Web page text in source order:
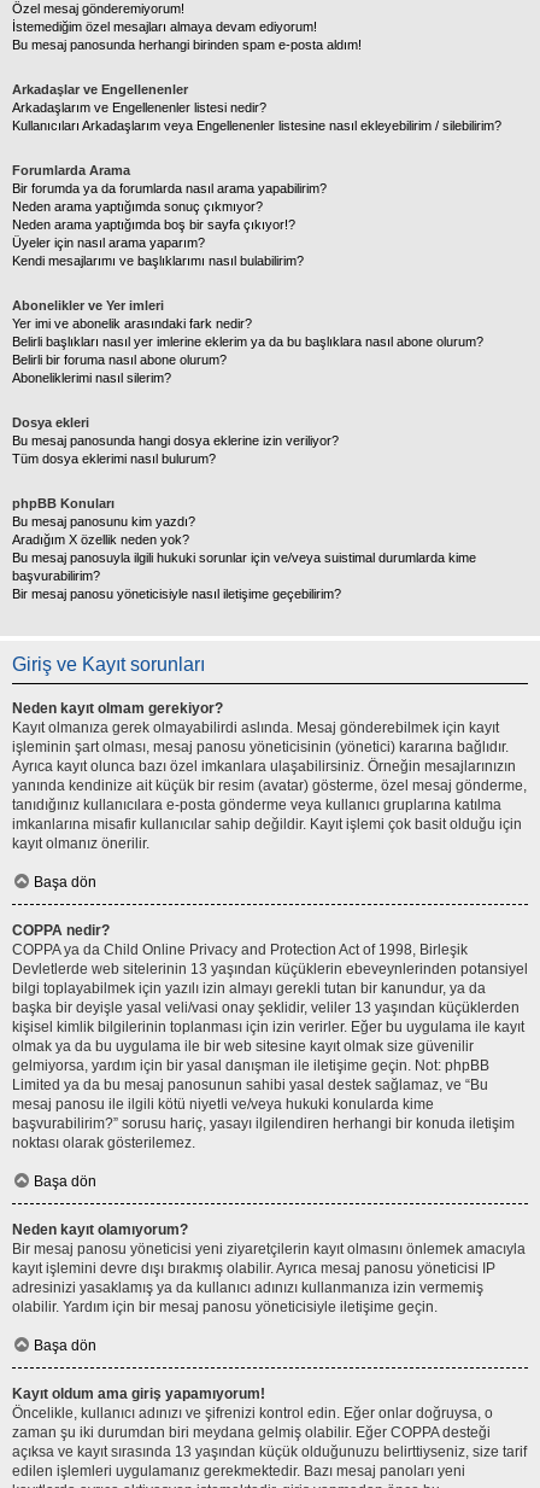
Özel mesaj gönderemiyorum!
İstemediğim özel mesajları almaya devam ediyorum!
Bu mesaj panosunda herhangi birinden spam e-posta aldım!
Arkadaşlar ve Engellenenler
Arkadaşlarım ve Engellenenler listesi nedir?
Kullanıcıları Arkadaşlarım veya Engellenenler listesine nasıl ekleyebilirim / silebilirim?
Forumlarda Arama
Bir forumda ya da forumlarda nasıl arama yapabilirim?
Neden arama yaptığımda sonuç çıkmıyor?
Neden arama yaptığımda boş bir sayfa çıkıyor!?
Üyeler için nasıl arama yaparım?
Kendi mesajlarımı ve başlıklarımı nasıl bulabilirim?
Abonelikler ve Yer imleri
Yer imi ve abonelik arasındaki fark nedir?
Belirli başlıkları nasıl yer imlerine eklerim ya da bu başlıklara nasıl abone olurum?
Belirli bir foruma nasıl abone olurum?
Aboneliklerimi nasıl silerim?
Dosya ekleri
Bu mesaj panosunda hangi dosya eklerine izin veriliyor?
Tüm dosya eklerimi nasıl bulurum?
phpBB Konuları
Bu mesaj panosunu kim yazdı?
Aradığım X özellik neden yok?
Bu mesaj panosuyla ilgili hukuki sorunlar için ve/veya suistimal durumlarda kime
başvurabilirim?
Bir mesaj panosu yöneticisiyle nasıl iletişime geçebilirim?
Giriş ve Kayıt sorunları
Neden kayıt olmam gerekiyor?
Kayıt olmanıza gerek olmayabilirdi aslında. Mesaj gönderebilmek için kayıt
işleminin şart olması, mesaj panosu yöneticisinin (yönetici) kararına bağlıdır.
Ayrıca kayıt olunca bazı özel imkanlara ulaşabilirsiniz. Örneğin mesajlarınızın
yanında kendinize ait küçük bir resim (avatar) gösterme, özel mesaj gönderme,
tanıdığınız kullanıcılara e-posta gönderme veya kullanıcı gruplarına katılma
imkanlarına misafir kullanıcılar sahip değildir. Kayıt işlemi çok basit olduğu için
kayıt olmanız önerilir.
Başa dön
COPPA nedir?
COPPA ya da Child Online Privacy and Protection Act of 1998, Birleşik
Devletlerde web sitelerinin 13 yaşından küçüklerin ebeveynlerinden potansiyel
bilgi toplayabilmek için yazılı izin almayı gerekli tutan bir kanundur, ya da
başka bir deyişle yasal veli/vasi onay şeklidir, veliler 13 yaşından küçüklerden
kişisel kimlik bilgilerinin toplanması için izin verirler. Eğer bu uygulama ile kayıt
olmak ya da bu uygulama ile bir web sitesine kayıt olmak size güvenilir
gelmiyorsa, yardım için bir yasal danışman ile iletişime geçin. Not: phpBB
Limited ya da bu mesaj panosunun sahibi yasal destek sağlamaz, ve “Bu
mesaj panosu ile ilgili kötü niyetli ve/veya hukuki konularda kime
başvurabilirim?” sorusu hariç, yasayı ilgilendiren herhangi bir konuda iletişim
noktası olarak gösterilemez.
Başa dön
Neden kayıt olamıyorum?
Bir mesaj panosu yöneticisi yeni ziyaretçilerin kayıt olmasını önlemek amacıyla
kayıt işlemini devre dışı bırakmış olabilir. Ayrıca mesaj panosu yöneticisi IP
adresinizi yasaklamış ya da kullanıcı adınızı kullanmanıza izin vermemiş
olabilir. Yardım için bir mesaj panosu yöneticisiyle iletişime geçin.
Başa dön
Kayıt oldum ama giriş yapamıyorum!
Öncelikle, kullanıcı adınızı ve şifrenizi kontrol edin. Eğer onlar doğruysa, o
zaman şu iki durumdan biri meydana gelmiş olabilir. Eğer COPPA desteği
açıksa ve kayıt sırasında 13 yaşından küçük olduğunuzu belirttiyseniz, size tarif
edilen işlemleri uygulamanız gerekmektedir. Bazı mesaj panoları yeni